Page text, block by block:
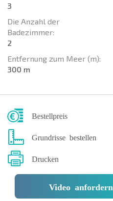
3
Die Anzahl der
Badezimmer:
2
Entfernung zum Meer (m):
300 m
Bestellpreis
Grundrisse bestellen
Drucken
Video anfordern